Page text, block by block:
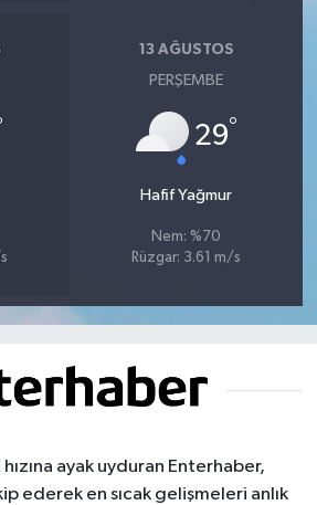
13 AĞUSTOS
PERŞEMBE
29°
Hafif Yağmur
Nem: %70
Rüzgar: 3.61 m/s
ayak uyduran Enterhaber,
ederek en sıcak gelişmeleri anlık